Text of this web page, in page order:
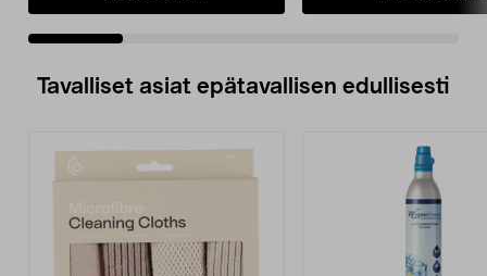
Tavalliset asiat epätavallisen edullisesti